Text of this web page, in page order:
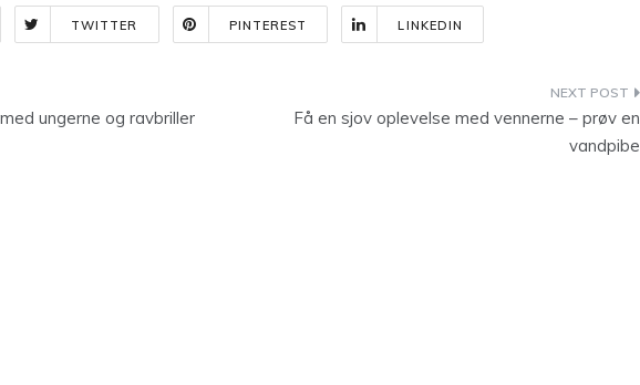
TWITTER PINTEREST LINKEDIN
ungerne og ravbriller
Få en sjov oplevelse med vennerne – prøv en
vandpibe